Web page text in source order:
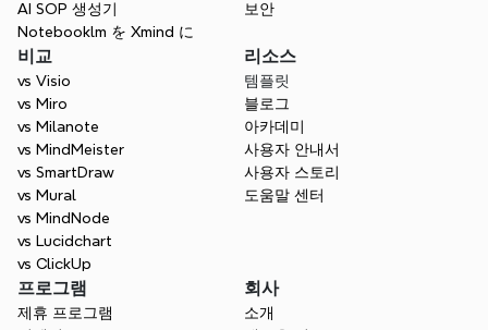
AI SOP 생성기
Notebooklm を Xmind に
보안
비교
vs Visio
vs Miro
vs Milanote
vs MindMeister
vs SmartDraw
vs Mural
vs MindNode
vs Lucidchart
vs ClickUp
리소스
템플릿
블로그
아카데미
사용자 안내서
사용자 스토리
도움말 센터
프로그램
제휴 프로그램
회사
소개